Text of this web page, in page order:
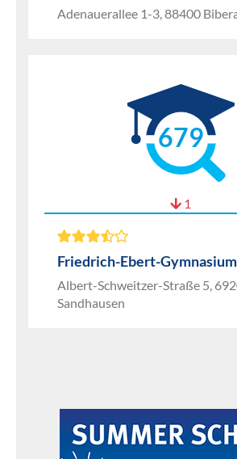
Adenauerallee 1-3, 88400
679
1
Friedrich-Ebert-Gymnasium
Albert-Schweitzer-Straße 5,
Sandhausen